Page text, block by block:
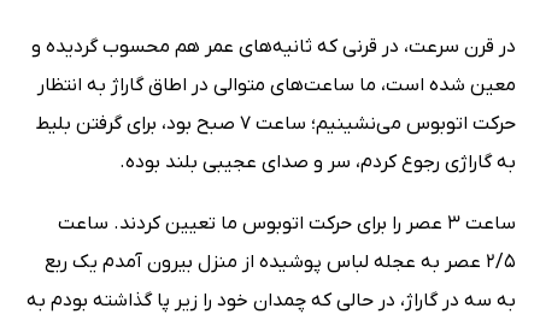
در قرن سرعت، در قرنی که ثانیه‌های عمر هم محسوب گردیده و
معین شده است، ما ساعت‌های متوالی در اطاق گاراژ به انتظار
حرکت اتوبوس می‌نشینیم؛ ساعت 7 صبح بود، برای گرفتن بلیط
به گاراژی رجوع کردم، سر و صدای عجیبی بلند بوده.
ساعت 3 عصر را برای حرکت اتوبوس ما تعیین کردند. ساعت
2/5 عصر به عجله لباس پوشیده از منزل بیرون آمدم یک ربع
به سه در گاراژ، در حالی که چمدان خود را زیر پا گذاشته بودم به